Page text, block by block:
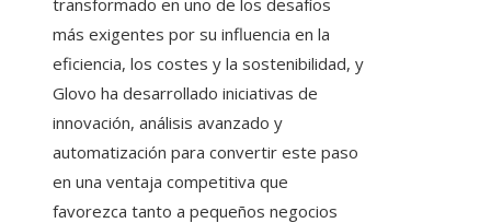
transformado en uno de los desafíos
más exigentes por su influencia en la
eficiencia, los costes y la sostenibilidad, y
Glovo ha desarrollado iniciativas de
innovación, análisis avanzado y
automatización para convertir este paso
en una ventaja competitiva que
favorezca tanto a pequeños negocios